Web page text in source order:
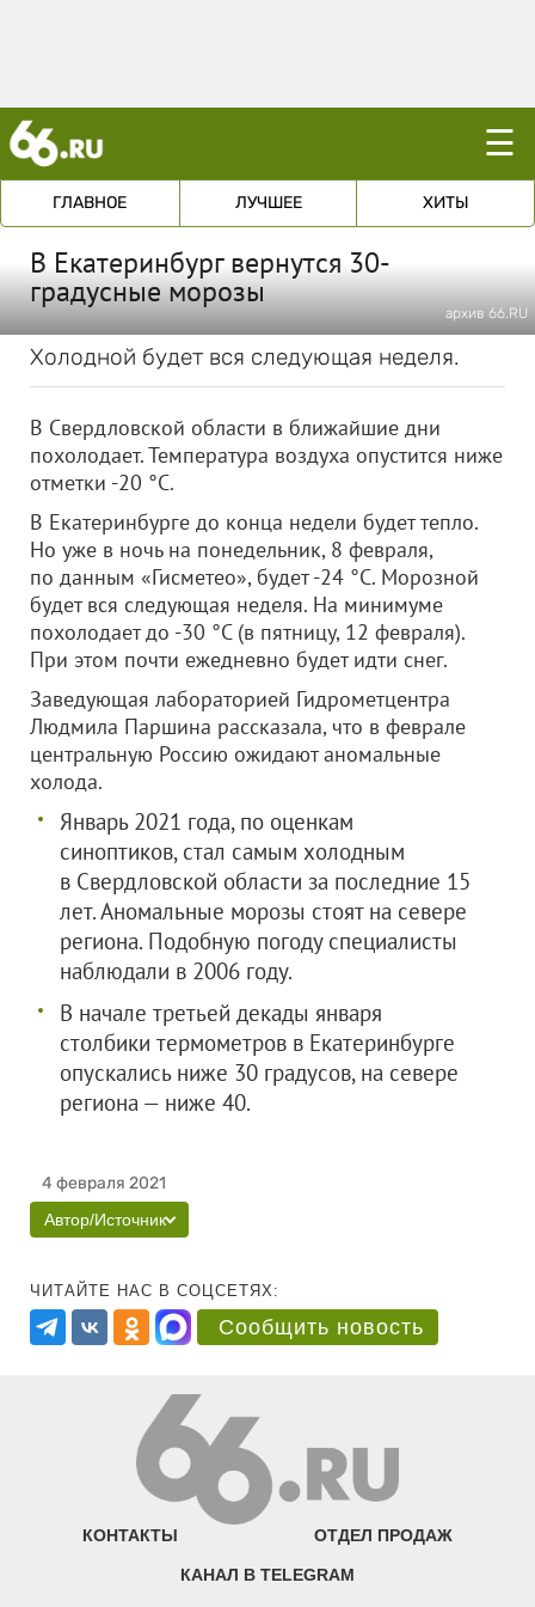
☰
ГЛАВНОЕ ЛУЧШЕЕ ХИТЫ
В Екатеринбург вернутся 30-
градусные морозы
архив 66.RU
Холодной будет вся следующая неделя.
В Свердловской области в ближайшие дни
похолодает. Температура воздуха опустится ниже
отметки -20 °C.
В Екатеринбурге до конца недели будет тепло.
Но уже в ночь на понедельник, 8 февраля,
по данным «Гисметео», будет -24 °C. Морозной
будет вся следующая неделя. На минимуме
похолодает до -30 °C (в пятницу, 12 февраля).
При этом почти ежедневно будет идти снег.
Заведующая лабораторией Гидрометцентра
Людмила Паршина рассказала, что в феврале
центральную Россию ожидают аномальные
холода.
Январь 2021 года, по оценкам
синоптиков, стал самым холодным
в Свердловской области за последние 15
лет. Аномальные морозы стоят на севере
региона. Подобную погоду специалисты
наблюдали в 2006 году.
В начале третьей декады января
столбики термометров в Екатеринбурге
опускались ниже 30 градусов, на севере
региона — ниже 40.
4 февраля 2021
Автор/Источник
ЧИТАЙТЕ НАС В СОЦСЕТЯХ:
Сообщить новость
КОНТАКТЫ ОТДЕЛ ПРОДАЖ
КАНАЛ В TELEGRAM